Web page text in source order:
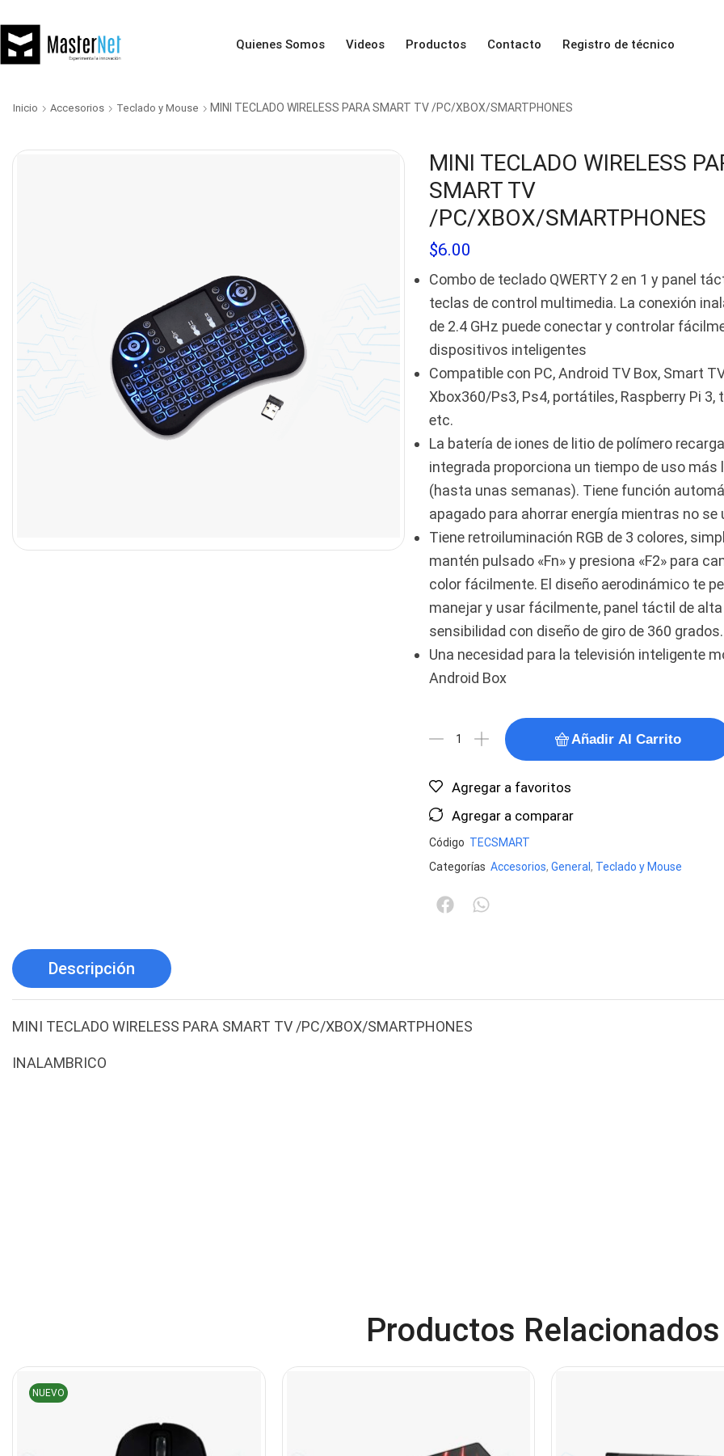
Quienes Somos Videos Productos Contacto Registro de técnico
Inicio Accesorios Teclado y Mouse MINI TECLADO WIRELESS PARA SMART TV /PC/XBOX/SMARTPHONES
MINI TECLADO WIRELESS
SMART TV
/PC/XBOX/SMARTPHONES
$6.00
Combo de teclado QWERTY 2 en 1 y panel
teclas de control multimedia. La conexión
de 2.4 GHz puede conectar y controlar
dispositivos inteligentes
Compatible con PC, Android TV Box, Smart
Xbox360/Ps3, Ps4, portátiles, Raspberry Pi 3,
etc.
La batería de iones de litio de polímero
integrada proporciona un tiempo de uso más
(hasta unas semanas). Tiene función
apagado para ahorrar energía mientras no se
Tiene retroiluminación RGB de 3 colores,
mantén pulsado «Fn» y presiona «F2» para
color fácilmente. El diseño aerodinámico te
manejar y usar fácilmente, panel táctil de alta
sensibilidad con diseño de giro de 360 grados.
Una necesidad para la televisión inteligente
Android Box
Añadir Al Carrito
Agregar a favoritos
Agregar a comparar
Código TECSMART
Categorías Accesorios, General , Teclado y Mouse
Descripción
MINI TECLADO WIRELESS PARA SMART TV /PC/XBOX/SMARTPHONES
INALAMBRICO
Productos Relacionados
NUEVO